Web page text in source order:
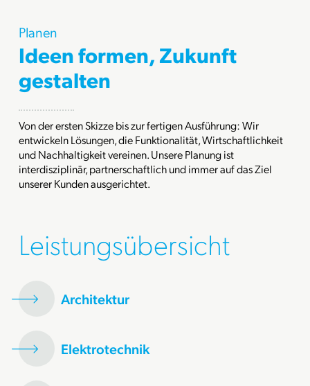
Planen
Ideen formen, Zukunft
gestalten
Von der ersten Skizze bis zur fertigen Ausführung: Wir
entwickeln Lösungen, die Funktionalität, Wirtschaftlichkeit
und Nachhaltigkeit vereinen. Unsere Planung ist
interdisziplinär, partnerschaftlich und immer auf das Ziel
unserer Kunden ausgerichtet.
Leistungsübersicht
Architektur
Elektrotechnik